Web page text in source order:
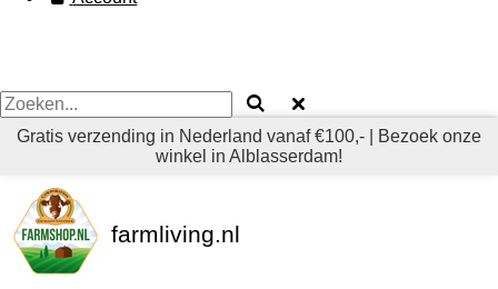
Gratis verzending in Nederland vanaf €100,- | Bezoek onze
winkel in Alblasserdam!
farmliving.nl